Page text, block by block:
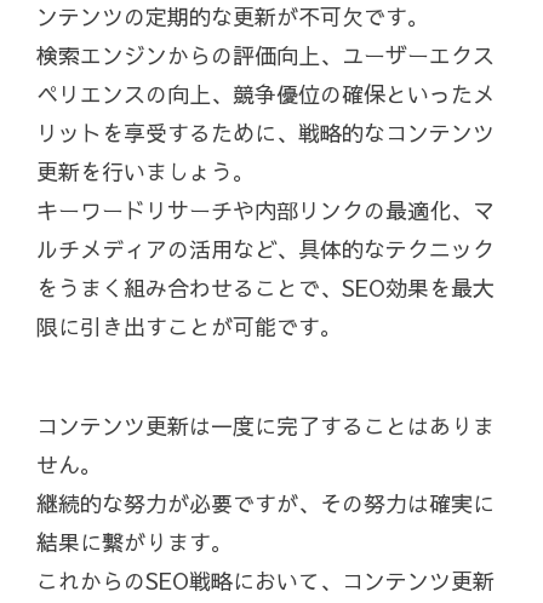
ンテンツの定期的な更新が不可欠です。
検索エンジンからの評価向上、ユーザーエクス
ペリエンスの向上、競争優位の確保といったメ
リットを享受するために、戦略的なコンテンツ
更新を行いましょう。
キーワードリサーチや内部リンクの最適化、マ
ルチメディアの活用など、具体的なテクニック
をうまく組み合わせることで、SEO効果を最大
限に引き出すことが可能です。
コンテンツ更新は一度に完了することはありま
せん。
継続的な努力が必要ですが、その努力は確実に
結果に繋がります。
これからのSEO戦略において、コンテンツ更新